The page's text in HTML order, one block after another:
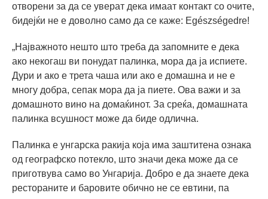
отворени за да се уверат дека имаат контакт со очите,
бидејќи не е доволно само да се каже: Egészségedre!
„Најважното нешто што треба да запомните е дека
ако некогаш ви понудат палинка, мора да ја испиете.
Дури и ако е трета чаша или ако е домашна и не е
многу добра, сепак мора да ја пиете. Ова важи и за
домашното вино на домаќинот. За среќа, домашната
палинка всушност може да биде одлична.
Палинка е унгарска ракија која има заштитена ознака
од географско потекло, што значи дека може да се
приготвува само во Унгарија. Добро е да знаете дека
рестораните и баровите обично не се евтини, па